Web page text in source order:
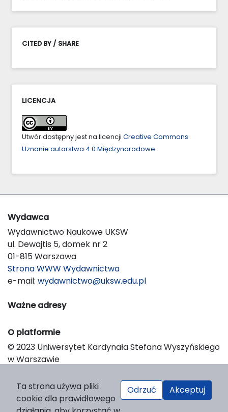
CITED BY / SHARE
LICENCJA
Utwór dostępny jest na licencji Creative Commons
Uznanie autorstwa 4.0 Międzynarodowe.
Wydawca
Wydawnictwo Naukowe UKSW
ul. Dewajtis 5, domek nr 2
01-815 Warszawa
Strona WWW Wydawnictwa
e-mail: wydawnictwo@uksw.edu.pl
Ważne adresy
O platformie
© 2023 Uniwersytet Kardynała Stefana Wyszyńskiego
w Warszawie
Platform & Workflow by OJS/PKP
Ta strona używa pliki
cookie dla prawidłowego
Odrzuć Akceptuj